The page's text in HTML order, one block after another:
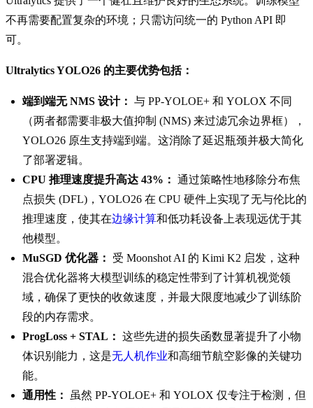
不再需要配置复杂的环境；只需访问统一的 Python API 即
可。
Ultralytics YOLO26 的主要优势包括：
端到端无 NMS 设计： 与 PP-YOLOE+ 和 YOLOX 不同
（两者都需要非极大值抑制 (NMS) 来过滤冗余边界框），
YOLO26 原生支持端到端。这消除了延迟瓶颈并极大简化
了部署逻辑。
CPU 推理速度提升高达 43%： 通过策略性地移除分布焦
点损失 (DFL)，YOLO26 在 CPU 硬件上实现了无与伦比的
推理速度，使其在边缘计算和低功耗设备上表现远优于其
他模型。
MuSGD 优化器：
受 Moonshot AI 的 Kimi K2 启发，这种
混合优化器将大模型训练的稳定性带到了计算机视觉领
域，确保了更快的收敛速度，并最大限度地减少了训练阶
段的内存需求。
ProgLoss + STAL： 这些先进的损失函数显著提升了小物
体识别能力，这是无人机作业和高细节航空影像的关键功
能。
通用性：
虽然 PP-YOLOE+ 和 YOLOX 仅专注于检测，但